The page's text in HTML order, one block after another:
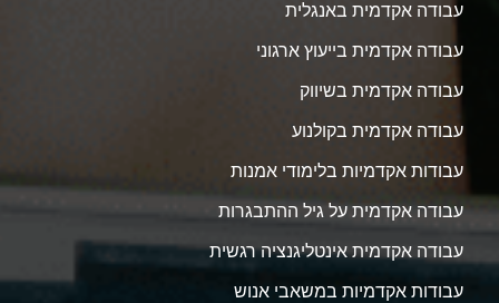
עבודה אקדמית באנגלית
עבודה אקדמית בייעוץ ארגוני
עבודה אקדמית בשיווק
עבודה אקדמית בקולנוע
עבודות אקדמיות בלימודי אמנות
עבודה אקדמית על גיל ההתבגרות
עבודה אקדמית אינטליגנציה רגשית
עבודות אקדמיות במשאבי אנוש